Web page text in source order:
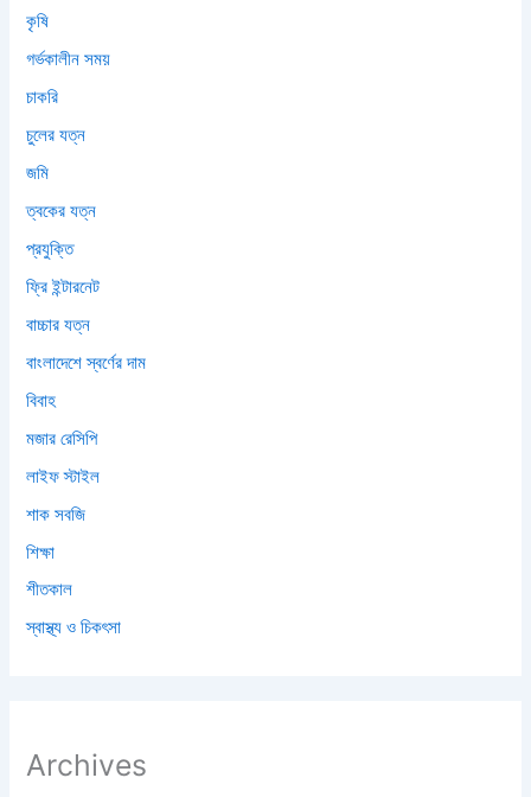
কৃষি
গর্ভকালীন সময়
চাকরি
চুলের যত্ন
জমি
ত্বকের যত্ন
প্রযুক্তি
ফ্রি ইন্টারনেট
বাচ্চার যত্ন
বাংলাদেশে স্বর্ণের দাম
বিবাহ
মজার রেসিপি
লাইফ স্টাইল
শাক সবজি
শিক্ষা
শীতকাল
স্বাস্থ্য ও চিকৎসা
Archives